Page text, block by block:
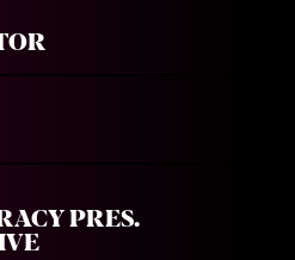
PRES.